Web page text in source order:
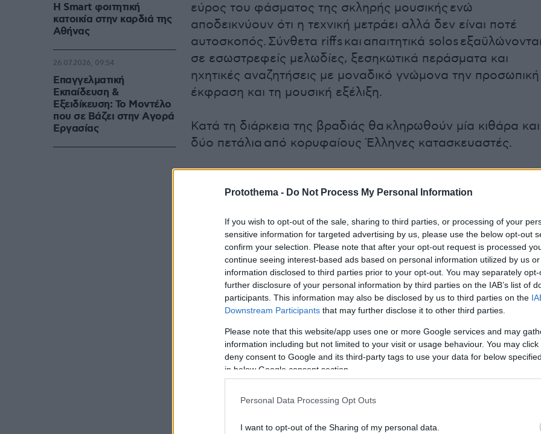
Protothema - Do Not Process My Personal Information
If you wish to opt-out of the sale, sharing to third parties, or processing of your
sensitive information for targeted advertising by us, please use the below opt-out
confirm your selection. Please note that after your opt-out request is processed
continue seeing interest-based ads based on personal information utilized by us
information disclosed to third parties prior to your opt-out. You may separately
further disclosure of your personal information by third parties on the IAB’s list of
participants. This information may also be disclosed by us to third parties on the
Downstream Participants that may further disclose it to other third parties.
Please note that this website/app uses one or more Google services and may
information including but not limited to your visit or usage behaviour. You may
deny consent to Google and its third-party tags to use your data for below
in below Google consent section.
Personal Data Processing Opt Outs
I want to opt-out of the Sharing of my personal data.
εύρος του φάσματος της σκληρής μουσικής ενώ
αποδεικνύουν ότι η τεχνική μετράει αλλά δεν είναι ποτέ
αυτοσκοπός. Σύνθετα riffs και απαιτητικά solos
σε εσωστρεφείς μελωδίες, ξεσηκωτικά περάσματα και
ηχητικές αναζητήσεις με μοναδικό γνώμονα την προσωπική
έκφραση και τη μουσική εξέλιξη.
Κατά τη διάρκεια της βραδιάς θα κληρωθούν μία κιθάρα και
δύο πετάλια από κορυφαίους Έλληνες κατασκευαστές.
Η Smart φοιτητική
κατοικία στην καρδιά της
Αθήνας
Επαγγελματική
Εκπαίδευση &
Εξειδίκευση: Το Mοντέλο
που σε Bάζει στην Aγορά
Eργασίας
26.07.2026, 09:54